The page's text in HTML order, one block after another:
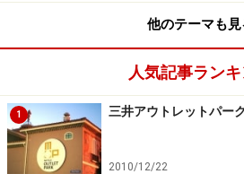
他のテーマも見
人気記事ラン
1 三井アウトレットパー
2010/12/22